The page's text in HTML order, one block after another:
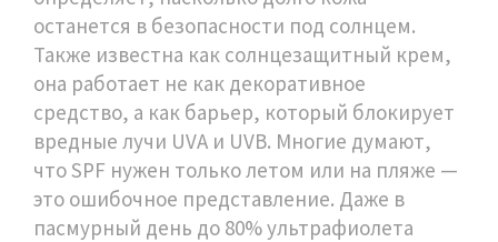
останется в безопасности под солнцем.
Также известна как солнцезащитный крем,
она работает не как декоративное
средство, а как барьер, который блокирует
вредные лучи UVA и UVB. Многие думают,
что SPF нужен только летом или на пляже —
это ошибочное представление. Даже в
пасмурный день до 80% ультрафиолета